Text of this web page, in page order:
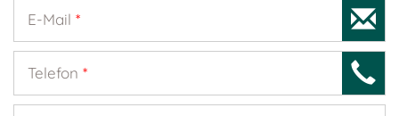
E-Mail *
Telefon *